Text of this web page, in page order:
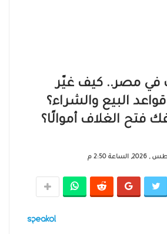
في مصر.. كيف غيّر
البيع والشراء؟
فتح الغلاف أموالًا؟